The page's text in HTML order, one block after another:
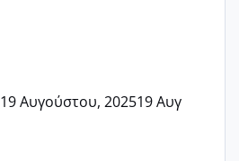
19 Αυγούστου, 202519 Αυγ